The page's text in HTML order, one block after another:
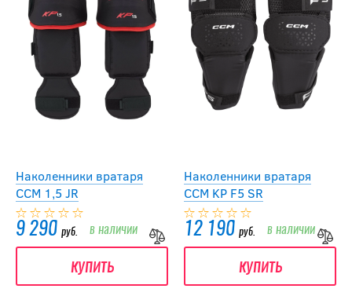
Наколенники вратаря
CCM 1,5 JR
9 290 руб. в наличии
купить
Наколенники вратаря
CCM KP F5 SR
12 190 руб. в наличии
купить